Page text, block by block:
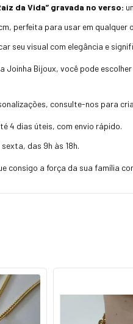
da Vida” gravada no verso:
perfeita para usar em qualquer
seu visual com elegância e
Joinha Bijoux, você pode
consulte-nos para
4 dias úteis, com envio rápido.
das 9h às 18h.
consigo a força da sua família